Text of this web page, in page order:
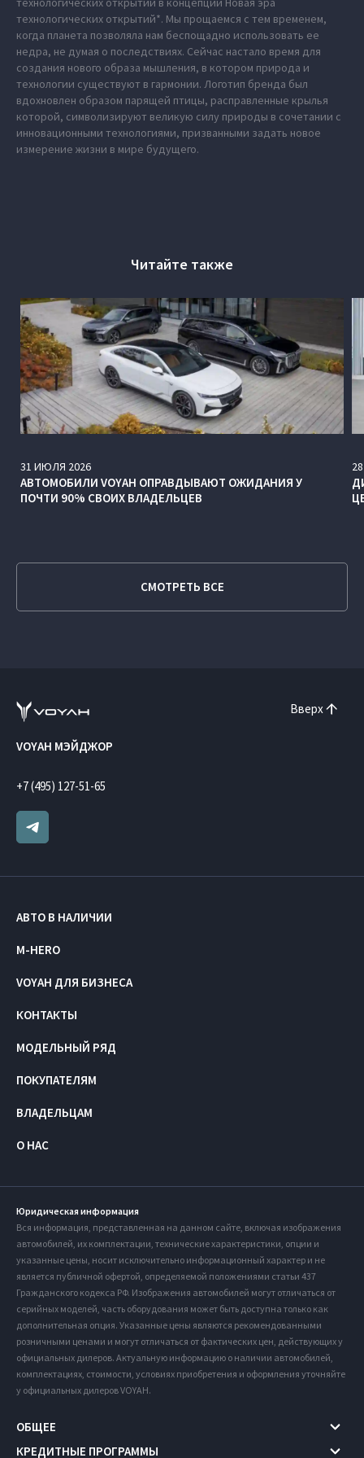
технологических открытий*. Мы прощаемся с тем временем,
когда планета позволяла нам беспощадно использовать ее
недра, не думая о последствиях. Сейчас настало время для
создания нового образа мышления, в котором природа и
технологии существуют в гармонии. Логотип бренда был
вдохновлен образом парящей птицы, расправленные крылья
которой, символизируют великую силу природы в сочетании с
инновационными технологиями, призванными задать новое
измерение жизни в мире будущего.
Читайте также
31 ИЮЛЯ 2026
АВТОМОБИЛИ VOYAH ОПРАВДЫВАЮТ ОЖИДАНИЯ У
ПОЧТИ 90% СВОИХ ВЛАДЕЛЬЦЕВ
28
СМОТРЕТЬ ВСЕ
Вверх
VOYAH МЭЙДЖОР
+7 (495) 127-51-65
АВТО В НАЛИЧИИ
M-HERO
VOYAH ДЛЯ БИЗНЕСА
КОНТАКТЫ
МОДЕЛЬНЫЙ РЯД
ПОКУПАТЕЛЯМ
ВЛАДЕЛЬЦАМ
О НАС
Юридическая информация
Вся информация, представленная на данном сайте, включая изображения
автомобилей, их комплектации, технические характеристики, опции и
указанные цены, носит исключительно информационный характер и не
является публичной офертой, определяемой положениями статьи 437
Гражданского кодекса РФ. Изображения автомобилей могут отличаться от
серийных моделей, часть оборудования может быть доступна только как
дополнительная опция. Указанные цены являются рекомендованными
розничными ценами и могут отличаться от фактических цен, действующих у
официальных дилеров. Актуальную информацию о наличии автомобилей,
комплектациях, стоимости, условиях приобретения и оформления уточняйте
у официальных дилеров VOYAH.
ОБЩЕЕ
КРЕДИТНЫЕ ПРОГРАММЫ